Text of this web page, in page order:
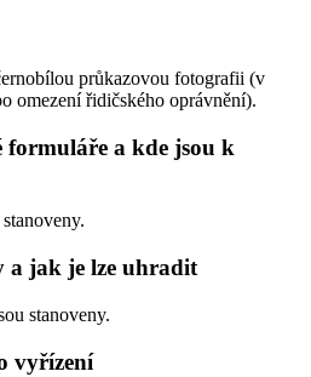
průkazovou fotografii (v
omezení řidičského oprávnění).
formuláře a kde jsou k
a jak je lze uhradit
stanoveny.
vyřízení